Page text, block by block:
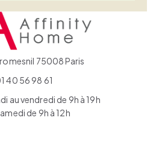
75008 Paris
40 56 98 61
au vendredi de 9h à 19h
de 9h à 12h